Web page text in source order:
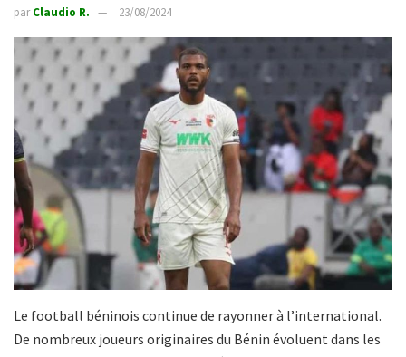
par Claudio R. 23/08/2024
Le football béninois continue de rayonner à l’international.
De nombreux joueurs originaires du Bénin évoluent dans les